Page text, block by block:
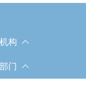
构
门